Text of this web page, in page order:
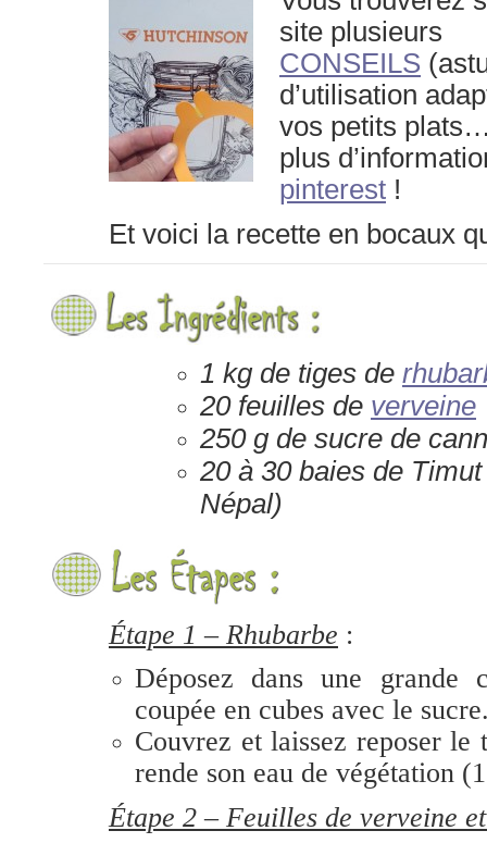
site plusieurs
CONSEILS
d’utilisation
vos petits
plus
pinterest !
Et voici la recette en bocaux
1 kg de tiges de
20 feuilles de verveine
250 g de sucre de
20 à 30 baies de
Népal)
Étape 1 – Rhubarbe :
Déposez dans une grande
coupée en cubes avec le sucre
Couvrez et laissez reposer le
rende son eau de végétation
Étape 2 – Feuilles de verveine